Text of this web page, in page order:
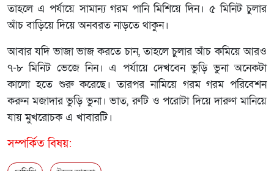
তাহলে এ পর্যায়ে সামান্য গরম পানি মিশিয়ে দিন। ৫ মিনিট চুলার
আঁচ বাড়িয়ে দিয়ে অনবরত নাড়তে থাকুন।
আবার যদি ভাজা ভাজ করতে চান, তাহলে চুলার আঁচ কমিয়ে আরও
৭-৮ মিনিট ভেজে নিন। এ পর্যায়ে দেখবেন ভুড়ি ভুনা অনেকটা
কালো হতে শুরু করেছে। তারপর নামিয়ে গরম গরম পরিবেশন
করুন মজাদার ভুড়ি ভুনা। ভাত, রুটি ও পরোটা দিয়ে দারুণ মানিয়ে
যায় মুখরোচক এ খাবারটি।
সম্পর্কিত বিষয়: